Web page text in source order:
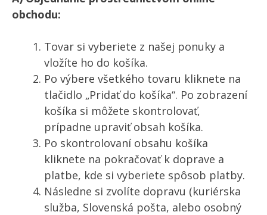
obchodu:
Tovar si vyberiete z našej ponuky a
vložíte ho do košíka.
Po výbere všetkého tovaru kliknete na
tlačidlo „Pridať do košíka“. Po zobrazení
košíka si môžete skontrolovať,
prípadne upraviť obsah košíka.
Po skontrolovaní obsahu košíka
kliknete na pokračovať k doprave a
platbe, kde si vyberiete spôsob platby.
Následne si zvolíte dopravu (kuriérska
služba, Slovenská pošta, alebo osobný